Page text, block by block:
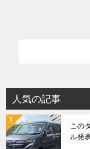
人気の記事
この
ル発表